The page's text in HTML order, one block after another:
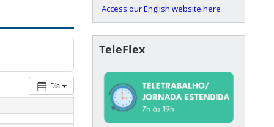
Dia
Access our English website here
TeleFlex